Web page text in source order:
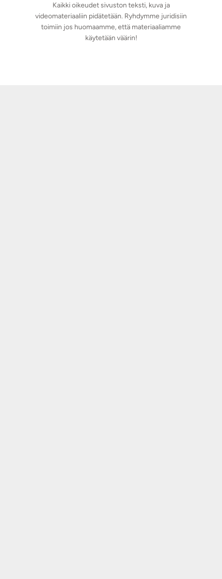
Kaikki oikeudet sivuston teksti, kuva ja
videomateriaaliin pidätetään. Ryhdymme juridisiin
toimiin jos huomaamme, että materiaaliamme
käytetään väärin!